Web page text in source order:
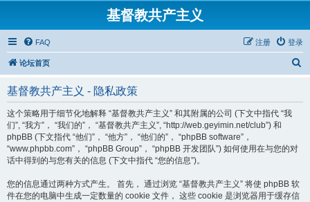
基督教共产主义
FAQ 登录
注册
论坛首页
基督教共产主义 - 隐私政策
这个策略用于细节化地解释 “基督教共产主义” 和其附属的公司 (下文中指代 “我
们”, “我方”， “我们的”， “基督教共产主义”, “http://web.geyimin.net/club”) 和
phpBB (下文指代 “他们”， “他方”， “他们的”， “phpBB software”，
“www.phpbb.com”， “phpBB Group”， “phpBB 开发团队”) 如何使用在与您的对
话中得到的与您有关的信息 (下文中指代 “您的信息”)。
您的信息通过两种方式产生。 首先， 通过浏览 “基督教共产主义” 将使 phpBB 软
件在您的电脑中生成一定数量的 cookie 文件， 这些 cookie 是浏览器用于缓存信